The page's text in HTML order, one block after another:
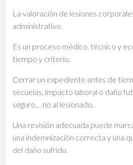
La valoración de lesiones
administrativo.
Es un proceso médico, técnico y
tiempo y criterio.
Cerrar un expediente antes de
secuelas, impacto laboral o daño
seguro… no al lesionado.
Una revisión adecuada puede
una indemnización correcta y una
del daño sufrido.